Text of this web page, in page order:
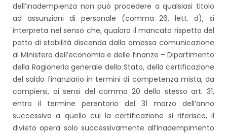
dell’inadempienza non può procedere a qualsiasi titolo
ad assunzioni di personale (comma 26, lett. d), si
interpreta nel senso che, qualora il mancato rispetto del
patto di stabilità discenda dalla omessa comunicazione
al Ministero dell’economia e delle finanze – Dipartimento
della Ragioneria generale dello Stato, della certificazione
del saldo finanziario in termini di competenza mista, da
compiersi, ai sensi del comma 20 dello stesso art. 31,
entro il termine perentorio del 31 marzo dell’anno
successivo a quello cui la certificazione si riferisce, il
divieto opera solo successivamente all’inadempimento